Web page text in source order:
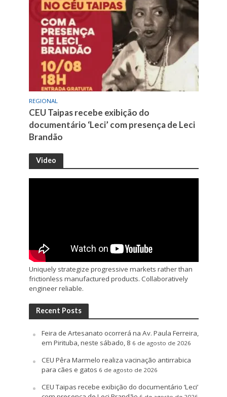
REGIONAL
CEU Taipas recebe exibição do
documentário ‘Leci’ com presença de Leci
Brandão
Video
Uniquely strategize progressive markets rather than
frictionless manufactured products. Collaboratively
engineer reliable.
Recent Posts
Feira de Artesanato ocorrerá na Av. Paula Ferreira,
em Pirituba, neste sábado, 8 6 de agosto de 2026
CEU Pêra Marmelo realiza vacinação antirrabica
para cães e gatos 6 de agosto de 2026
CEU Taipas recebe exibição do documentário ‘Leci’